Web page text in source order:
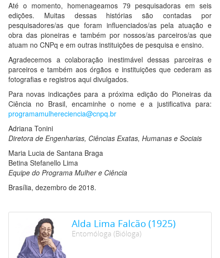
Até o momento, homenageamos 79 pesquisadoras em seis
edições. Muitas dessas histórias são contadas por
pesquisadores/as que foram influenciados/as pela atuação e
obra das pioneiras e também por nossos/as parceiros/as que
atuam no CNPq e em outras instituições de pesquisa e ensino.
Agradecemos a colaboração inestimável dessas parceiras e
parceiros e também aos órgãos e instituições que cederam as
fotografias e registros aqui divulgados.
Para novas indicações para a próxima edição do Pioneiras da
Ciência no Brasil, encaminhe o nome e a justificativa para:
programamulhereciencia@cnpq.br
Adriana Tonini
Diretora de Engenharias, Ciências Exatas, Humanas e Sociais
Maria Lucia de Santana Braga
Betina Stefanello Lima
Equipe do Programa Mulher e Ciência
Brasília, dezembro de 2018.
Alda Lima Falcão (1925)
Entomóloga (Bióloga)